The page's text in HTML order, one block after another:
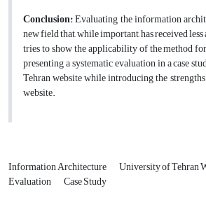
Conclusion:Evaluating the information
new field that, while important, has received
tries to show the applicability of the method
presenting a systematic evaluation in a case
Tehran website while introducing the
website.
Information Architecture University of Tehran
Evaluation Case Study